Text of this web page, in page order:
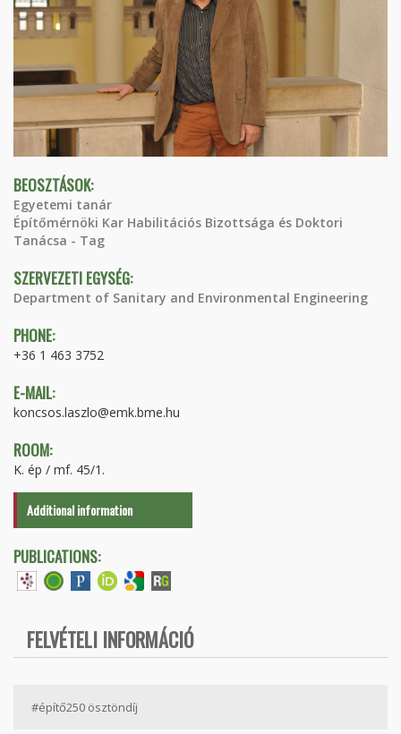
BEOSZTÁSOK:
Egyetemi tanár
Építőmérnöki Kar Habilitációs Bizottsága és Doktori
Tanácsa - Tag
SZERVEZETI EGYSÉG:
Department of Sanitary and Environmental Engineering
PHONE:
+36 1 463 3752
E-MAIL:
koncsos.laszlo@emk.bme.hu
ROOM:
K. ép / mf. 45/1.
Additional information
PUBLICATIONS:
FELVÉTELI INFORMÁCIÓ
#építő250 ösztöndíj